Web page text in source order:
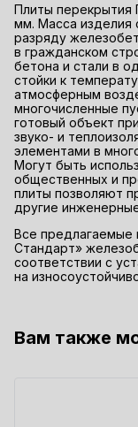
Плиты перекрытия
мм. Масса изделия
разряду
в гражданском
бетона и стали в
стойки к
атмосферным
многочисленные
готовый объект
звуко- и
элементами в
Могут быть
общественных и
плиты позволяют
другие
Все
Стандарт»
соответствии с
на
Вам также